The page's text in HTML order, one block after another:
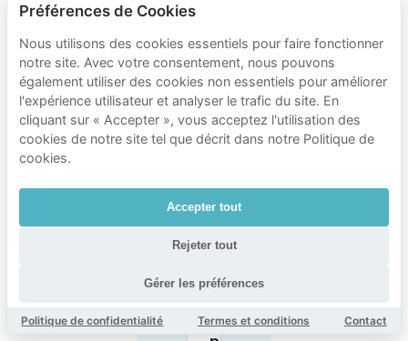
Y a-t-il une
interdiction
de
stationner
ou des
restrictions
Quels sont
typiques
publics
Préférences de Cookies
Nous utilisons des cookies essentiels pour faire fonctionner
notre site. Avec votre consentement, nous pouvons
également utiliser des cookies non essentiels pour améliorer
l'expérience utilisateur et analyser le trafic du site. En
cliquant sur « Accepter », vous acceptez l'utilisation des
cookies de notre site tel que décrit dans notre Politique de
cookies.
Accepter tout
Rejeter tout
Gérer les préférences
Politique de confidentialité Termes et conditions Contact